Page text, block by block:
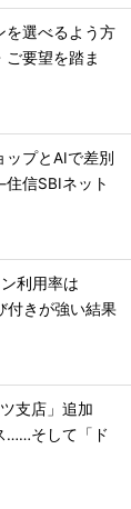
を選べるよう方
要望を踏ま
プとAIで差別
信SBIネット
利用率は
きが強い結果
支店」追加
……そして「ド